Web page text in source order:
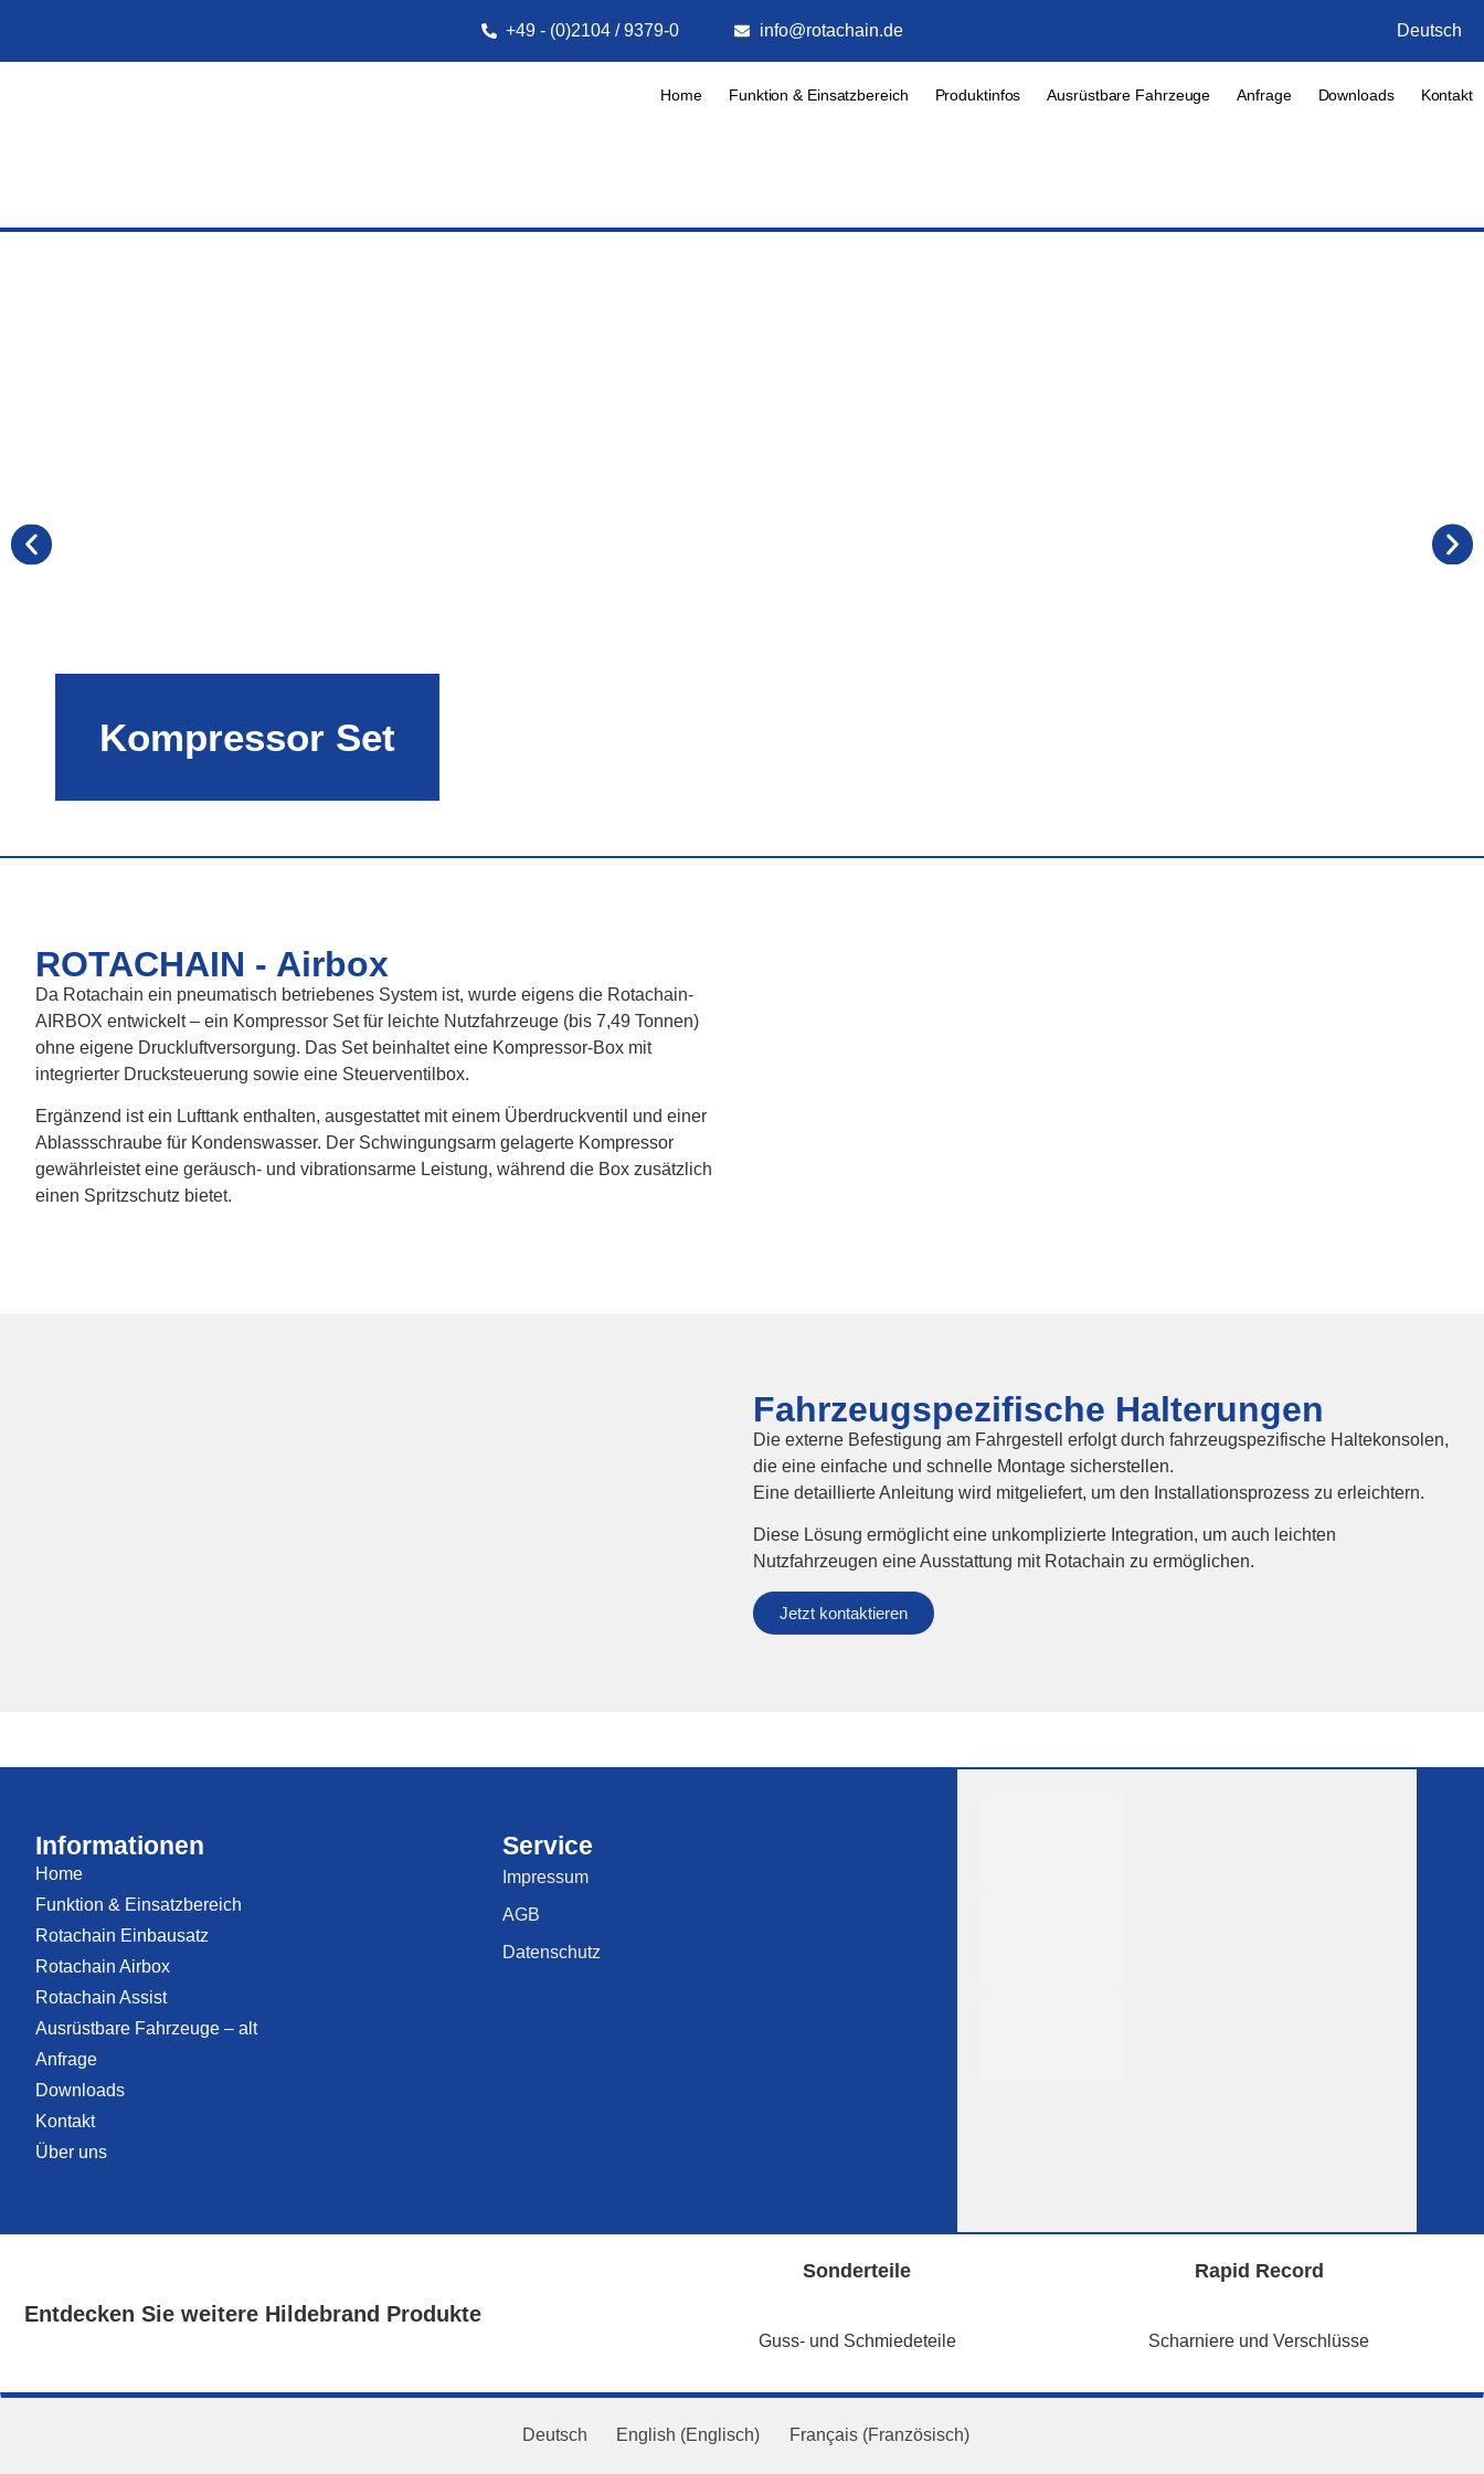
Deutsch
+49 - (0)2104 / 9379-0 info@rotachain.de
Home Funktion & Einsatzbereich Produktinfos Ausrüstbare Fahrzeuge Anfrage Downloads Kontakt
Kompressor Set
ROTACHAIN - Airbox
Da Rotachain ein pneumatisch betriebenes System ist, wurde eigens die Rotachain-
AIRBOX entwickelt – ein Kompressor Set für leichte Nutzfahrzeuge (bis 7,49 Tonnen)
ohne eigene Druckluftversorgung. Das Set beinhaltet eine Kompressor-Box mit
integrierter Drucksteuerung sowie eine Steuerventilbox.
Ergänzend ist ein Lufttank enthalten, ausgestattet mit einem Überdruckventil und einer
Ablassschraube für Kondenswasser. Der Schwingungsarm gelagerte Kompressor
gewährleistet eine geräusch- und vibrationsarme Leistung, während die Box zusätzlich
einen Spritzschutz bietet.
Fahrzeugspezifische Halterungen
Die externe Befestigung am Fahrgestell erfolgt durch fahrzeugspezifische Haltekonsolen,
die eine einfache und schnelle Montage sicherstellen.
Eine detaillierte Anleitung wird mitgeliefert, um den Installationsprozess zu erleichtern.
Diese Lösung ermöglicht eine unkomplizierte Integration, um auch leichten
Nutzfahrzeugen eine Ausstattung mit Rotachain zu ermöglichen.
Jetzt kontaktieren
Informationen
Home
Funktion & Einsatzbereich
Rotachain Einbausatz
Rotachain Airbox
Rotachain Assist
Ausrüstbare Fahrzeuge – alt
Anfrage
Downloads
Kontakt
Über uns
Service
Impressum
AGB
Datenschutz
Entdecken Sie weitere Hildebrand Produkte
Sonderteile
Guss- und Schmiedeteile
Rapid Record
Scharniere und Verschlüsse
Deutsch English (Englisch) Français(Französisch)